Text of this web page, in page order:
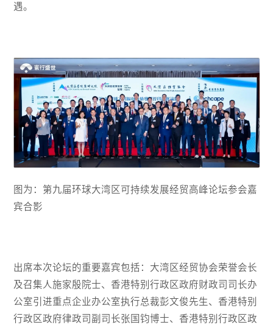
遇。
图为：第九届环球大湾区可持续发展经贸高峰论坛参会嘉
宾合影
出席本次论坛的重要嘉宾包括：大湾区经贸协会荣誉会长
及召集人施家殷院士、香港特别行政区政府财政司司长办
公室引进重点企业办公室执行总裁彭文俊先生、香港特别
行政区政府律政司副司长张国钧博士、香港特别行政区政